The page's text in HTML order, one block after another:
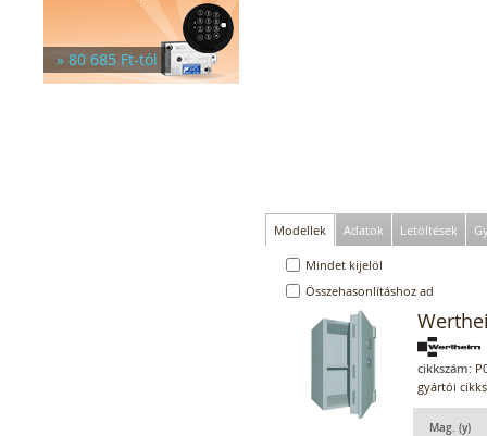
» 80 685 Ft-tól
Modellek Adatok Letöltések
Mindet kijelöl
Összehasonlításhoz ad
cikkszám:
gyártói
Mag. (y)